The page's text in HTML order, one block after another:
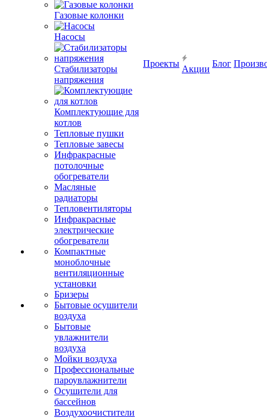
Газовые колонки
Насосы
Стабилизаторы
напряжения
Комплектующие для
котлов
Тепловые пушки
Тепловые завесы
Инфракрасные
потолочные
обогреватели
Масляные
радиаторы
Тепловентиляторы
Инфракрасные
электрические
обогреватели
Компактные
моноблочные
вентиляционные
установки
Бризеры
Бытовые осушители
воздуха
Бытовые
увлажнители
воздуха
Мойки воздуха
Профессиональные
пароувлажнители
Осушители для
бассейнов
Воздухоочистители
Проекты
Акции
Блог